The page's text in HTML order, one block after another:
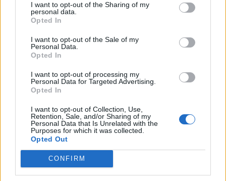
I want to opt-out of the Sharing of my
personal data.
Opted In
I want to opt-out of the Sale of my
Personal Data.
Opted In
I want to opt-out of processing my
Personal Data for Targeted Advertising.
Opted In
I want to opt-out of Collection, Use,
Retention, Sale, and/or Sharing of my
Personal Data that Is Unrelated with the
Purposes for which it was collected.
Opted Out
CONFIRM
hogy legyen egy olyan hely, ahová ha
bejön a gyermek, akkor megbecsülve
érezze magát, hogy egy ilyen szép
térben zenél, fest, szakkörre jön stb. És
nyilván a konferenciaterem sem évente
egyszer, hanem bárhányszor
használható” – nyomatékosította.